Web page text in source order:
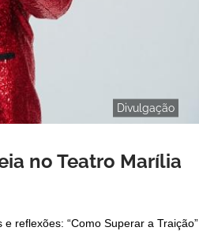
Divulgação
no Teatro Marília
reflexões: “Como Superar a Traição”